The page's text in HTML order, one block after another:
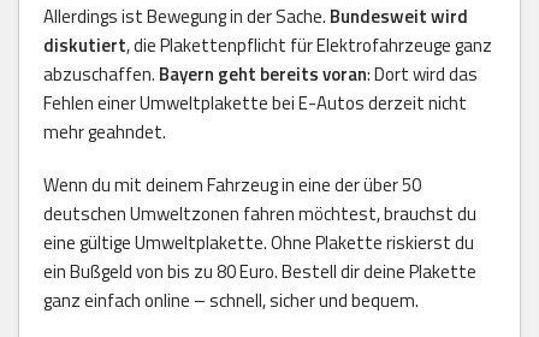
Allerdings ist Bewegung in der Sache. Bundesweit wird
diskutiert, die Plakettenpflicht für Elektrofahrzeuge ganz
abzuschaffen. Bayern geht bereits voran: Dort wird das
Fehlen einer Umweltplakette bei E-Autos derzeit nicht
mehr geahndet.
Wenn du mit deinem Fahrzeug in eine der über 50
deutschen Umweltzonen fahren möchtest, brauchst du
eine gültige Umweltplakette. Ohne Plakette riskierst du
ein Bußgeld von bis zu 80 Euro. Bestell dir deine Plakette
ganz einfach online – schnell, sicher und bequem.